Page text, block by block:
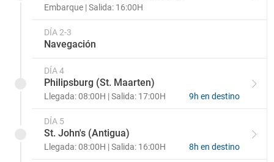
Balcón VS
Balcón Spa VQ
Suite Neptune SA
Suite Neptune Spa SQ
Suite Pinnacle PS
Embarque | Salida: 16:00H
DÍA 2-3
Navegación
DÍA 4
Philipsburg (St. Maarten)
Llegada: 08:00H | Salida: 17:00H 9h en destino
DÍA 5
St. John's (Antigua)
Llegada: 08:00H | Salida: 16:00H 8h en destino